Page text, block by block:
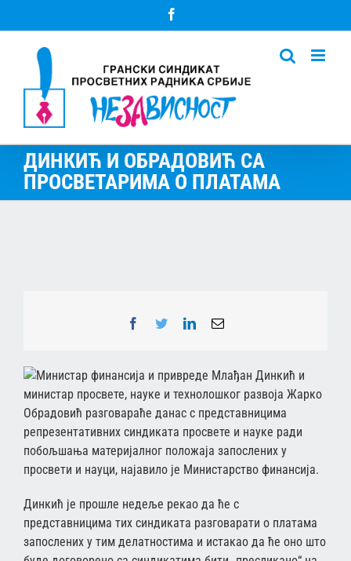
to
ДИНКИЋ И ОБРАДОВИЋ СА
ПРОСВЕТАРИМА О ПЛАТАМА
Facebook
TwitterLinkedInEmail
Министар финансија и привреде Млађан Динкић и
министар просвете, науке и технолошког развоја Жарко
Обрадовић разговараће данас с представницима
репрезентативних синдиката просвете и науке ради
побољшања материјалног положаја запослених у
просвети и науци, најавило је Министарство финансија.
Динкић је прошле недеље рекао да ће с
представницима тих синдиката разговарати о платама
запослених у тим делатностима и истакао да ће оно што